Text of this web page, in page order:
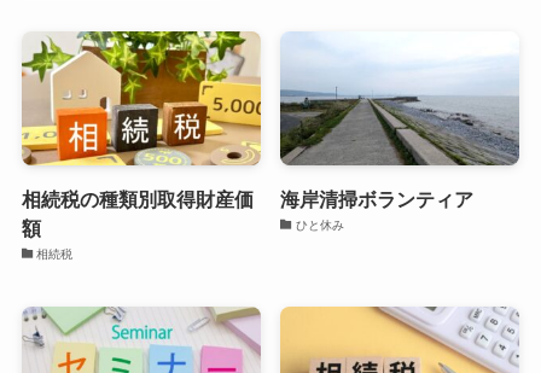
相続税の種類別取得財産価
額
相続税
海岸清掃ボランティア
ひと休み